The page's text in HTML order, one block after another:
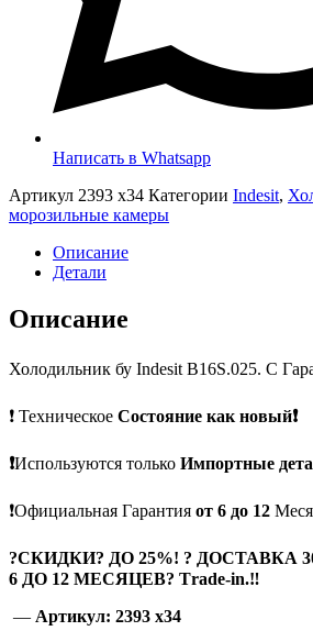
Написать в Whatsapp
Артикул 2393 x34 Категории Indesit,
морозильные камеры
Описание
Детали
Описание
Холодильник бу Indesit B16S.025. С
❗ Техническое Состояние как новый❗
❗Используются только Импортные
❗Официальная Гарантия от 6 до 12
?СКИДКИ? ДО 25%! ? ДОСТАВКА
6 ДО 12 МЕСЯЦЕВ? Тrade-in.‼
— Артикул: 2393 x34